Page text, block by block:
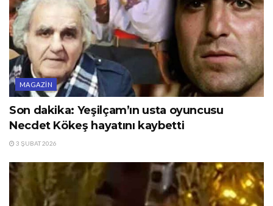
MAGAZIN
Son dakika: Yeşilçam’ın usta oyuncusu
Necdet Kökeş hayatını kaybetti
3 ŞUBAT 2026